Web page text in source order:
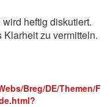
heftig diskutiert.
zu vermitteln.
Breg/DE/Themen/F